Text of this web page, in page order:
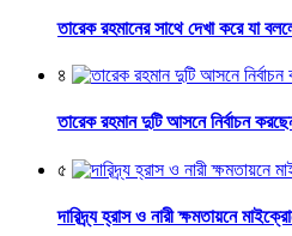
তারেক রহমানের সাথে দেখা করে যা
৪
তারেক রহমান দুটি আসনে নির্বাচন
৫
দারিদ্র্য হ্রাস ও নারী ক্ষমতায়নে